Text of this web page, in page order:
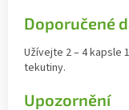
Doporučené
Užívejte 2 – 4 kapsle
tekutiny.
Upozornění